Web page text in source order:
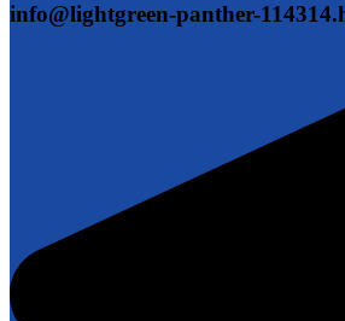
info@lightgreen-panther-